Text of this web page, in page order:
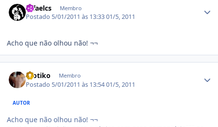
rafaelcs Membro
Postado 5/01/2011 às 13:3301/5, 2011
Acho que não olhou não! ¬¬
motiko Membro
Postado 5/01/2011 às 13:5401/5, 2011
AUTOR
Acho que não olhou não! ¬¬